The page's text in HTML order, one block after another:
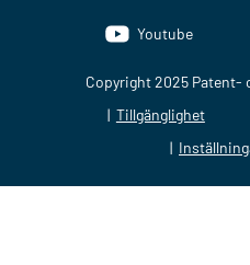
Youtube
Copyright 2025 Patent-
Tillgänglighet